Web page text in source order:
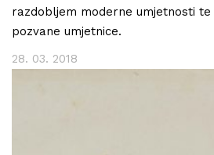
razdobljem moderne umjetnosti
pozvane umjetnice.
28. 03. 2018